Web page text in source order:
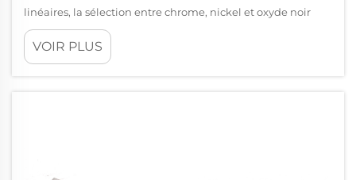
linéaires, la sélection entre chrome, nickel et oxyde noir
peut influencer considérablement les performances, la
longévité et la rentabilité de votre système de mouvement
VOIR PLUS